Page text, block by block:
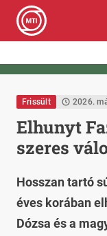
Frissült 2026.
Elhunyt
szeres
Hosszan tartó
éves korában
Dózsa és a